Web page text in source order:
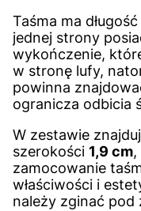
Taśma ma długość
jednej strony
wykończenie,
w stronę lufy,
powinna
ogranicza odbicia
W zestawie
szerokości 1,9 cm,
zamocowanie
właściwości i
należy zginać